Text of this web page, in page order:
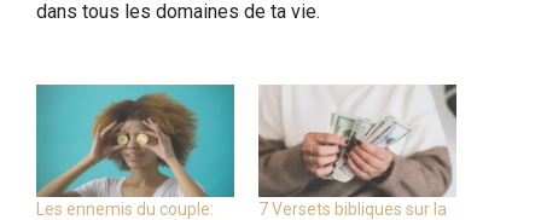
dans tous les domaines de ta vie.
Les ennemis du couple:
7 Versets bibliques sur la